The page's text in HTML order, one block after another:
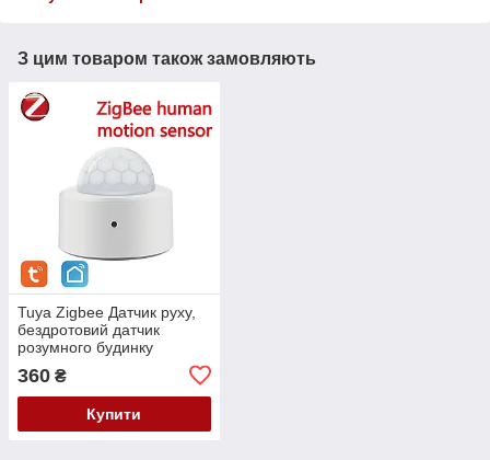
З цим товаром також замовляють
Tuya Zigbee Датчик руху,
бездротовий датчик
розумного будинку
360 ₴
Купити